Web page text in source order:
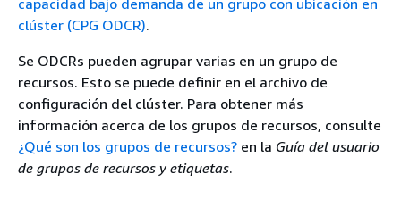
capacidad bajo demanda de un grupo con ubicación en
clúster (CPG ODCR).
Se ODCRs pueden agrupar varias en un grupo de
recursos. Esto se puede definir en el archivo de
configuración del clúster. Para obtener más
información acerca de los grupos de recursos, consulte
¿Qué son los grupos de recursos? en la Guía del usuario
de grupos de recursos y etiquetas.